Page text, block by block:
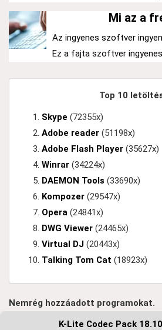
Mi az a
Az ingyenes szoftver
Ez a fajta szoftver
Top 10
Skype (72355x)
Adobe reader (51198x)
Adobe Flash Player (35627x)
Winrar (34224x)
DAEMON Tools (33690x)
Kompozer (29547x)
Opera (24841x)
DWG Viewer (24465x)
Virtual DJ (20443x)
Talking Tom Cat (18923x)
Nemrég hozzáadott programokat.
K-Lite Codec Pack